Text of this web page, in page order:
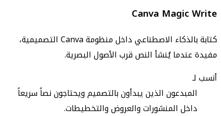
Canva Magic Write
كتابة بالذكاء الاصطناعي داخل منظومة Canva التصميمية،
مفيدة عندما يُنشأ النص قرب الأصول البصرية.
أنسب لـ
المبدعون الذين يبدأون بالتصميم ويحتاجون نصاً سريعاً
داخل المنشورات والعروض والتخطيطات.